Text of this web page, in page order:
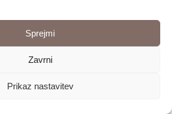
Sprejmi
Zavrni
Prikaz nastavitev